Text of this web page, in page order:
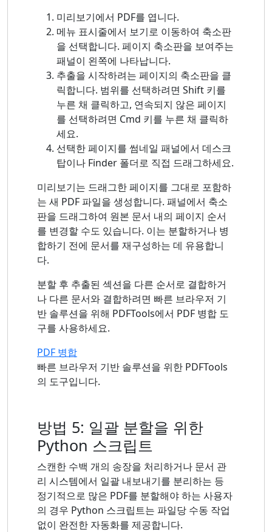
미리보기에서 PDF를 엽니다.
메뉴 표시줄에서 보기로 이동하여 축소판
을 선택합니다. 페이지 축소판을 보여주는
패널이 왼쪽에 나타납니다.
추출을 시작하려는 페이지의 축소판을 클
릭합니다. 범위를 선택하려면 Shift 키를
누른 채 클릭하고, 연속되지 않은 페이지
를 선택하려면 Cmd 키를 누른 채 클릭하
세요.
선택한 페이지를 썸네일 패널에서 데스크
탑이나 Finder 폴더로 직접 드래그하세요.
미리보기는 드래그한 페이지를 그대로 포함하
는 새 PDF 파일을 생성합니다. 패널에서 축소
판을 드래그하여 원본 문서 내의 페이지 순서
를 변경할 수도 있습니다. 이는 분할하거나 병
합하기 전에 문서를 재구성하는 데 유용합니
다.
분할 후 추출된 섹션을 다른 순서로 결합하거
나 다른 문서와 결합하려면 빠른 브라우저 기
반 솔루션을 위해 PDFTools에서 PDF 병합 도
구를 사용하세요.
PDF 병합
빠른 브라우저 기반 솔루션을 위한 PDFTools
의 도구입니다.
방법 5: 일괄 분할을 위한
Python 스크립트
스캔한 수백 개의 송장을 처리하거나 문서 관
리 시스템에서 일괄 내보내기를 분리하는 등
정기적으로 많은 PDF를 분할해야 하는 사용자
의 경우 Python 스크립트는 파일당 수동 작업
없이 완전한 자동화를 제공합니다.